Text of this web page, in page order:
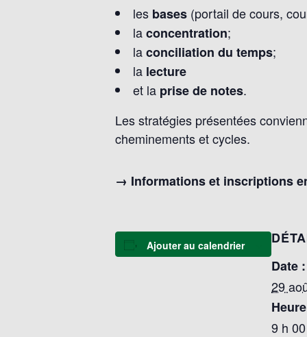
les bases (portail de cours,
laconcentration;
laconciliation du temps;
la lecture
et la prise de notes.
Les stratégies présentées
cheminements et cycles.
→ Informations et inscriptions
Ajouter au calendrier
Date :
29
9 h